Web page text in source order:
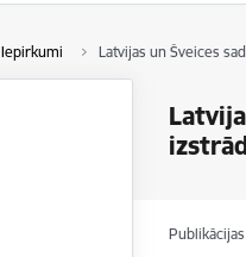
Iepirkumi Latvijas un Šveices